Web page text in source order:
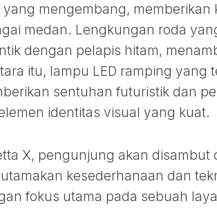
mengembang, memberikan
medan. Lengkungan roda
dengan pelapis hitam,
itu, lampu LED ramping yang
sentuhan futuristik dan
identitas visual yang kuat.
X, pengunjung akan disambut
kesederhanaan dan
fokus utama pada sebuah